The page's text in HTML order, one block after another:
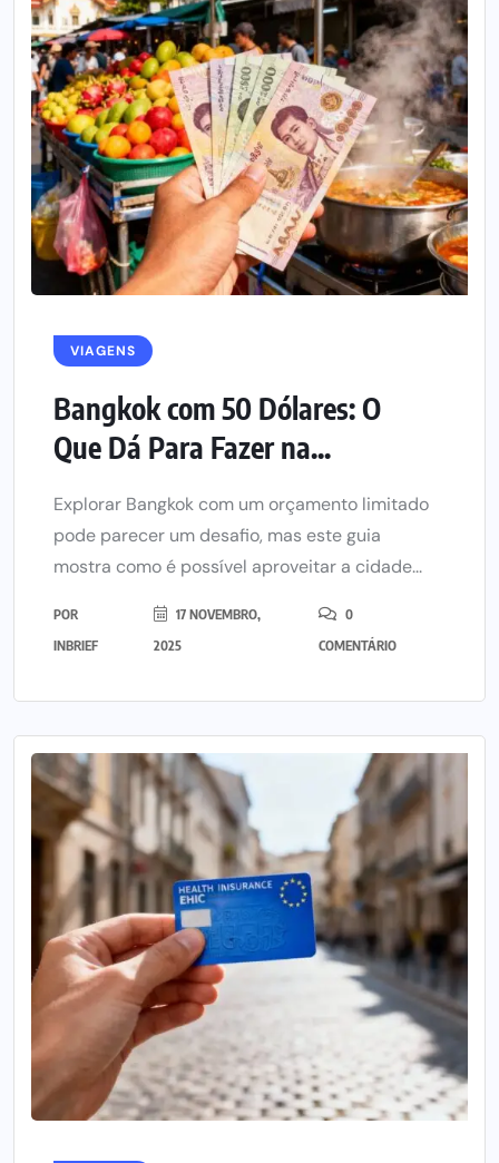
VIAGENS
Bangkok com 50 Dólares: O
Que Dá Para Fazer na...
Explorar Bangkok com um orçamento limitado
pode parecer um desafio, mas este guia
mostra como é possível aproveitar a cidade...
POR
INBRIEF
17 NOVEMBRO,
2025
0
COMENTÁRIO